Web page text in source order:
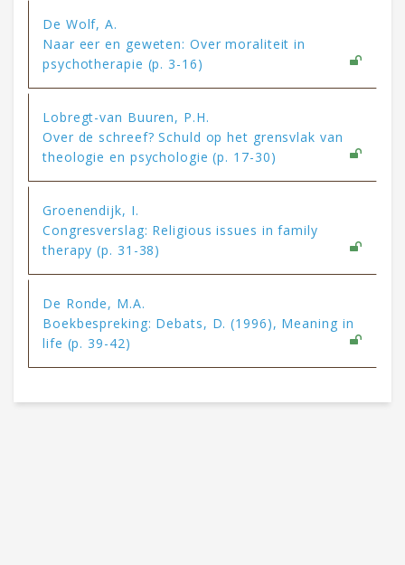
De Wolf, A.
Naar eer en geweten: Over moraliteit in
psychotherapie (p. 3-16)
Lobregt-van Buuren, P.H.
Over de schreef? Schuld op het grensvlak van
theologie en psychologie (p. 17-30)
Groenendijk, I.
Congresverslag: Religious issues in family
therapy (p. 31-38)
De Ronde, M.A.
Boekbespreking: Debats, D. (1996), Meaning in
life (p. 39-42)